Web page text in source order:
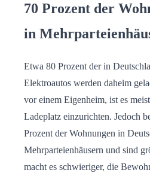
70 Prozent der
in
Etwa 80 Prozent der in
Elektroautos werden daheim
vor einem Eigenheim, ist es
Ladeplatz einzurichten. Jedoch
Prozent der Wohnungen in
Mehrparteienhäusern und sind
macht es schwieriger, die